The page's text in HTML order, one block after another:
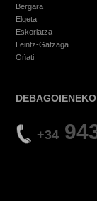
Bergara
Elgeta
Eskoriatza
Leintz-Gatzaga
Oñati
+34